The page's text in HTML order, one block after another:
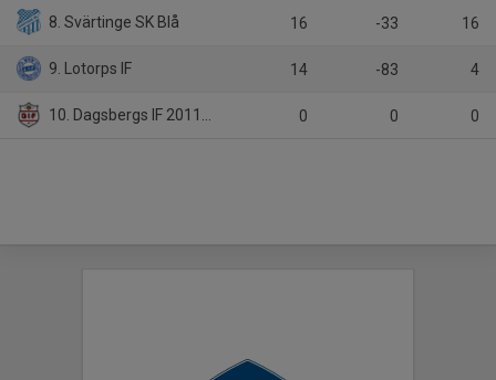
8. Svärtinge SK Blå 16 -33 16
9. Lotorps IF 14 -83 4
10. Dagsbergs IF 2011-2012 0 0 0